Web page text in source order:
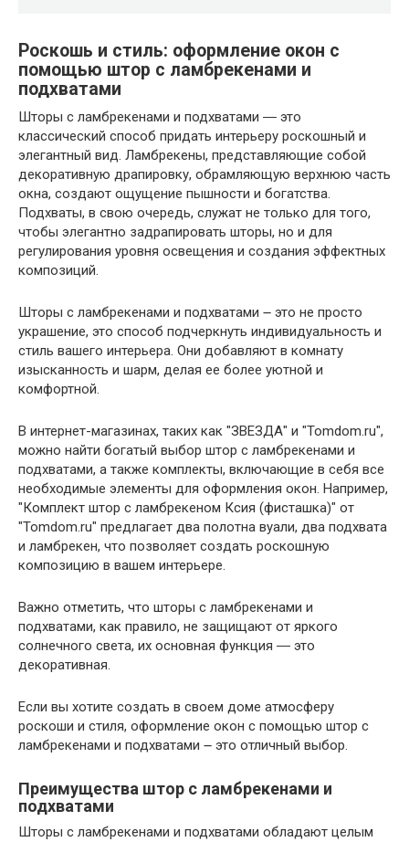
Роскошь и стиль: оформление окон с
помощью штор с ламбрекенами и
подхватами
Шторы с ламбрекенами и подхватами ― это
классический способ придать интерьеру роскошный и
элегантный вид. Ламбрекены, представляющие собой
декоративную драпировку, обрамляющую верхнюю часть
окна, создают ощущение пышности и богатства.
Подхваты, в свою очередь, служат не только для того,
чтобы элегантно задрапировать шторы, но и для
регулирования уровня освещения и создания эффектных
композиций.
Шторы с ламбрекенами и подхватами ౼ это не просто
украшение, это способ подчеркнуть индивидуальность и
стиль вашего интерьера. Они добавляют в комнату
изысканность и шарм, делая ее более уютной и
комфортной.
В интернет-магазинах, таких как "ЗВЕЗДА" и "Tomdom.ru",
можно найти богатый выбор штор с ламбрекенами и
подхватами, а также комплекты, включающие в себя все
необходимые элементы для оформления окон. Например,
"Комплект штор с ламбрекеном Ксия (фисташка)" от
"Tomdom.ru" предлагает два полотна вуали, два подхвата
и ламбрекен, что позволяет создать роскошную
композицию в вашем интерьере.
Важно отметить, что шторы с ламбрекенами и
подхватами, как правило, не защищают от яркого
солнечного света, их основная функция ― это
декоративная.
Если вы хотите создать в своем доме атмосферу
роскоши и стиля, оформление окон с помощью штор с
ламбрекенами и подхватами ౼ это отличный выбор.
Преимущества штор с ламбрекенами и
подхватами
Шторы с ламбрекенами и подхватами обладают целым